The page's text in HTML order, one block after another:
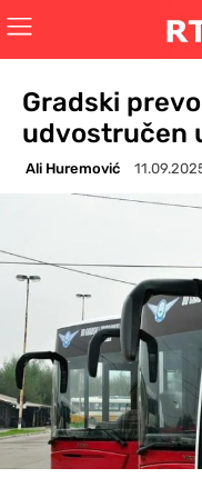
Gradski
udvostručen
Ali Huremović